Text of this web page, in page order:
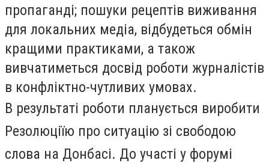
пропаганді; пошуки рецептів виживання
для локальних медіа, відбудеться обмін
кращими практиками, а також
вивчатиметься досвід роботи журналістів
в конфліктно-чутливих умовах.
В результаті роботи планується виробити
Резолюціїю про ситуацію зі свободою
слова на Донбасі. До участі у форумі